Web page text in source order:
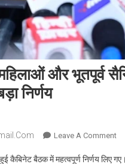
और भूतपूर्व
निर्णय
Leave A CommentOn
कैबिनेट बैठक में महत्वपूर्ण निर्णय लिए